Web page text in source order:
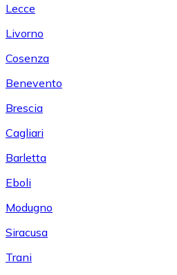
Lecce
Livorno
Cosenza
Benevento
Brescia
Cagliari
Barletta
Eboli
Modugno
Siracusa
Trani